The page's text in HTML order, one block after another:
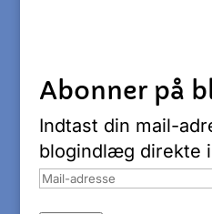
Abonner på
Indtast din mail-
blogindlæg direkte
Mail-